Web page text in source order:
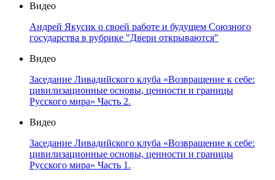
Видео
Андрей Якусик о своей работе и будущем Союзного
государства в рубрике "Двери открываются"
Видео
Заседание Ливадийского клуба «Возвращение к себе:
цивилизационные основы, ценности и границы
Русского мира» Часть 2.
Видео
Заседание Ливадийского клуба «Возвращение к себе:
цивилизационные основы, ценности и границы
Русского мира» Часть 1.